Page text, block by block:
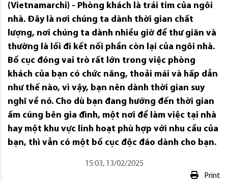
(Vietnamarchi) - Phòng khách là trái tim của ngôi
nhà. Đây là nơi chúng ta dành thời gian chất
lượng, nơi chúng ta dành nhiều giờ để thư giãn và
thường là lối đi kết nối phần còn lại của ngôi nhà.
Bố cục đóng vai trò rất lớn trong việc phòng
khách của bạn có chức năng, thoải mái và hấp dẫn
như thế nào, vì vậy, bạn nên dành thời gian suy
nghĩ về nó. Cho dù bạn đang hướng đến thời gian
ấm cúng bên gia đình, một nơi để làm việc tại nhà
hay một khu vực linh hoạt phù hợp với nhu cầu của
bạn, thì vẫn có một bố cục độc đáo dành cho bạn.
15:03, 13/02/2025
Print